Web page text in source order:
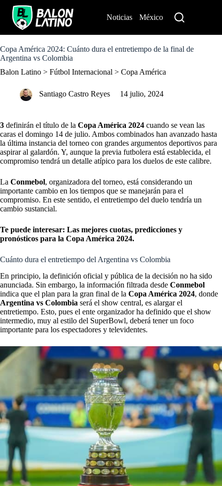
o
c
n
Noticias México
Copa América 2024: Cuánto dura el entretiempo de la final de
Argentina vs Colombia
Balon Latino > Fútbol Internacional > Copa América
Santiago Castro Reyes 14 julio, 2024
3 definirán el título de la Copa América 2024 cuando se vean las
caras el domingo 14 de julio. Ambos combinados han avanzado hasta
la última instancia del torneo con grandes argumentos deportivos para
aspirar al galardón. Y, aunque la previa futbolera está establecida, el
compromiso tendrá un detalle atípico para los duelos de este calibre.
La Conmebol, organizadora del torneo, está considerando un
importante cambio en los tiempos que se manejarán para el
compromiso. En este sentido, el entretiempo del duelo tendría un
cambio sustancial.
Te puede interesar: Las mejores cuotas, predicciones y
pronósticos para la Copa América 2024.
Cuánto dura el entretiempo del Argentina vs Colombia
En principio, la definición oficial y pública de la decisión no ha sido
anunciada. Sin embargo, la información filtrada desde Conmebol
indica que el plan para la gran final de la Copa América 2024, donde
Argentina vs Colombia será el show central, es alargar el
entretiempo. Esto, pues el ente organizador ha definido que el show
intermedio, muy al estilo del SuperBowl, deberá tener un foco
importante para los espectadores y televidentes.